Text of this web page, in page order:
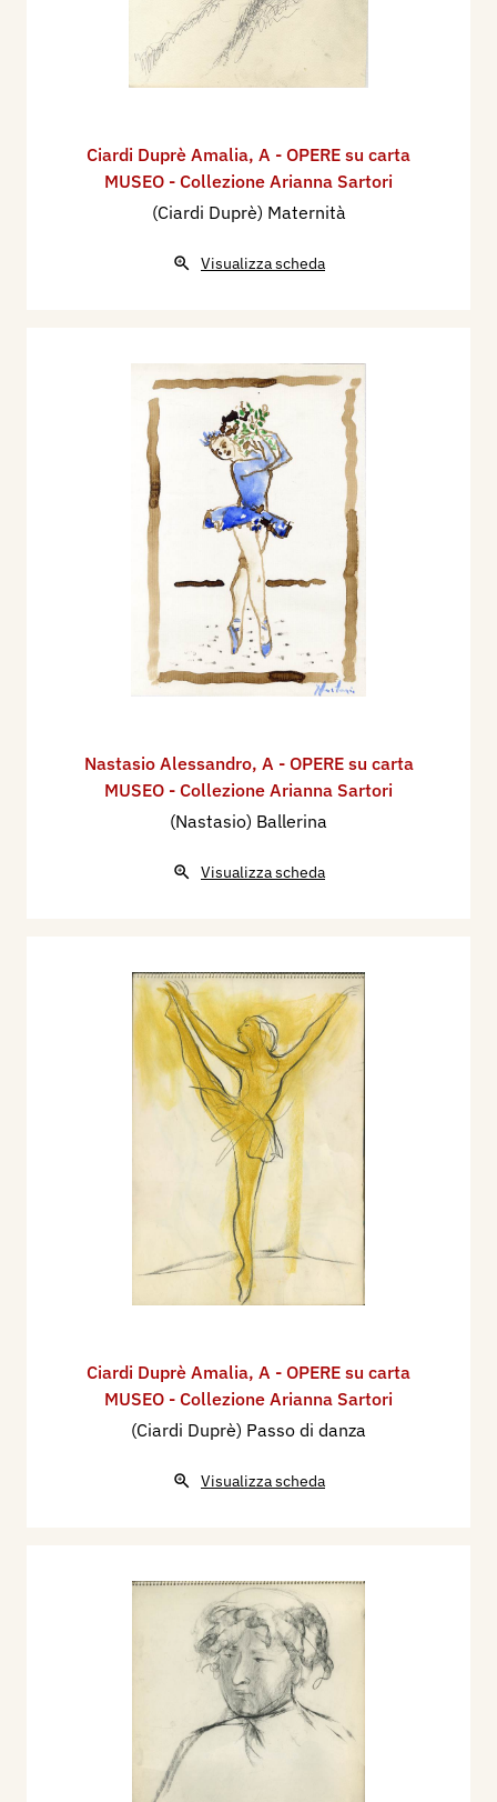
Ciardi Duprè Amalia, A - OPERE su carta
MUSEO - Collezione Arianna Sartori
(Ciardi Duprè) Maternità
Visualizza scheda
Nastasio Alessandro, A - OPERE su carta
MUSEO - Collezione Arianna Sartori
(Nastasio) Ballerina
Visualizza scheda
Ciardi Duprè Amalia, A - OPERE su carta
MUSEO - Collezione Arianna Sartori
(Ciardi Duprè) Passo di danza
Visualizza scheda